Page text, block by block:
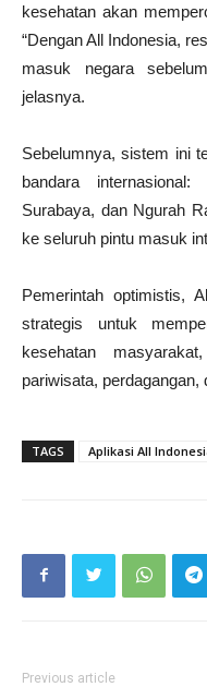
kesehatan akan
“Dengan All Indonesia,
masuk negara
jelasnya.
Sebelumnya, sistem ini
bandara
Surabaya, dan Ngurah
ke seluruh pintu masuk
Pemerintah optimistis,
strategis untuk
kesehatan
pariwisata, perdagangan,
TAGS Aplikasi All
Previous article